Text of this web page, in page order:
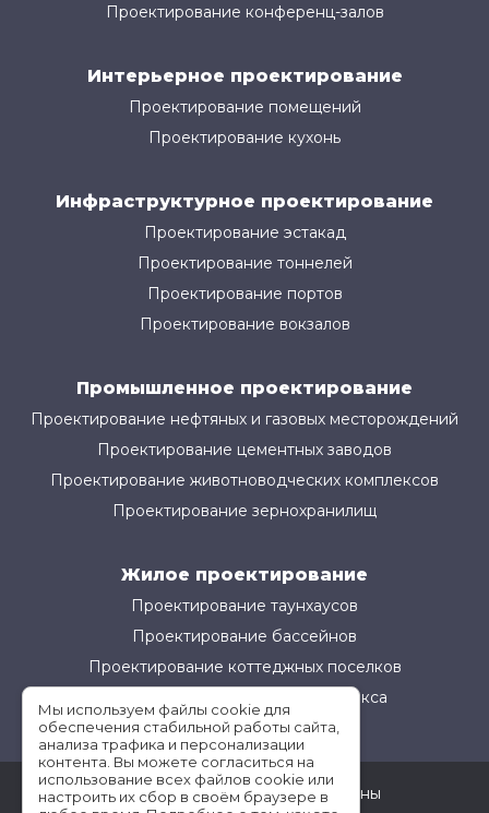
Проектирование конференц-залов
Интерьерное проектирование
Проектирование помещений
Проектирование кухонь
Инфраструктурное проектирование
Проектирование эстакад
Проектирование тоннелей
Проектирование портов
Проектирование вокзалов
Промышленное проектирование
Проектирование нефтяных и газовых месторождений
Проектирование цементных заводов
Проектирование животноводческих комплексов
Проектирование зернохранилищ
Жилое проектирование
Проектирование таунхаусов
Проектирование бассейнов
Проектирование коттеджных поселков
Проектирование жилого комплекса
©АМ-Проект все права защищены
Мы используем файлы cookie для
обеспечения стабильной работы сайта,
анализа трафика и персонализации
контента. Вы можете согласиться на
использование всех файлов cookie или
настроить их сбор в своём браузере в